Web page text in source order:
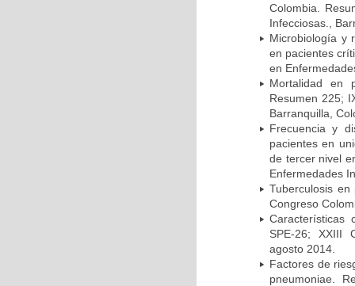
Colombia.
Infecciosas.,
Microbiología y
en pacientes
en
Mortalidad en
Resumen 225;
Barranquilla,
Frecuencia y
pacientes en
de tercer nivel
Enfermedades
Tuberculosis
Congreso
Características
SPE-26; XXIII
agosto 2014.
Factores de
pneumoniae.